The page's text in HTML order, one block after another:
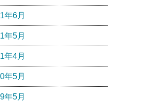
年6月
年5月
年4月
年5月
年5月